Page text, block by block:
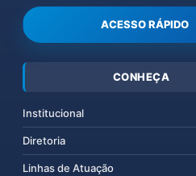
ACESSO RÁPIDO
CONHEÇA
Institucional
Diretoria
Linhas de Atuação